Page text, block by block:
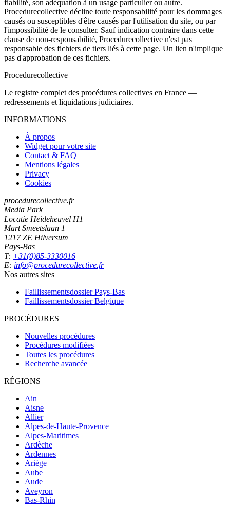
fiabilité, son adéquation à un usage particulier ou autre.
Procedurecollective décline toute responsabilité pour les dommages
causés ou susceptibles d'être causés par l'utilisation du site, ou par
l'impossibilité de le consulter. Sauf indication contraire dans cette
clause de non-responsabilité, Procedurecollective n'est pas
responsable des fichiers de tiers liés à cette page. Un lien n'implique
pas d'approbation de ces fichiers.
Procedurecollective
Le registre complet des procédures collectives en France —
redressements et liquidations judiciaires.
INFORMATIONS
À propos
Widget pour votre site
Contact & FAQ
Mentions légales
Privacy
Cookies
procedurecollective.fr
Media Park
Locatie Heideheuvel H1
Mart Smeetslaan 1
1217 ZE Hilversum
Pays-Bas
T: +31(0)85-3330016
E: info@procedurecollective.fr
Nos autres sites
Faillissementsdossier Pays-Bas
Faillissementsdossier Belgique
PROCÉDURES
Nouvelles procédures
Procédures modifiées
Toutes les procédures
Recherche avancée
RÉGIONS
Ain
Aisne
Allier
Alpes-de-Haute-Provence
Alpes-Maritimes
Ardèche
Ardennes
Ariège
Aube
Aude
Aveyron
Bas-Rhin